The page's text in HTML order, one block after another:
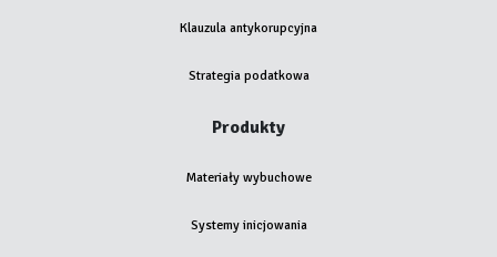
Klauzula antykorupcyjna
Strategia podatkowa
Produkty
Materiały wybuchowe
Systemy inicjowania